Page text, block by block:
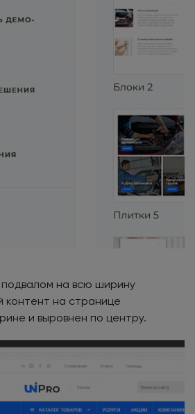
подвалом на всю ширину
контент на странице
и выровнен по центру.